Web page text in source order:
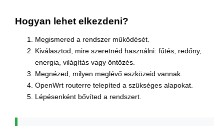
Hogyan lehet elkezdeni?
Megismered a rendszer működését.
Kiválasztod, mire szeretnéd használni: fűtés, redőny,
energia, világítás vagy öntözés.
Megnézed, milyen meglévő eszközeid vannak.
OpenWrt routerre telepíted a szükséges alapokat.
Lépésenként bővíted a rendszert.